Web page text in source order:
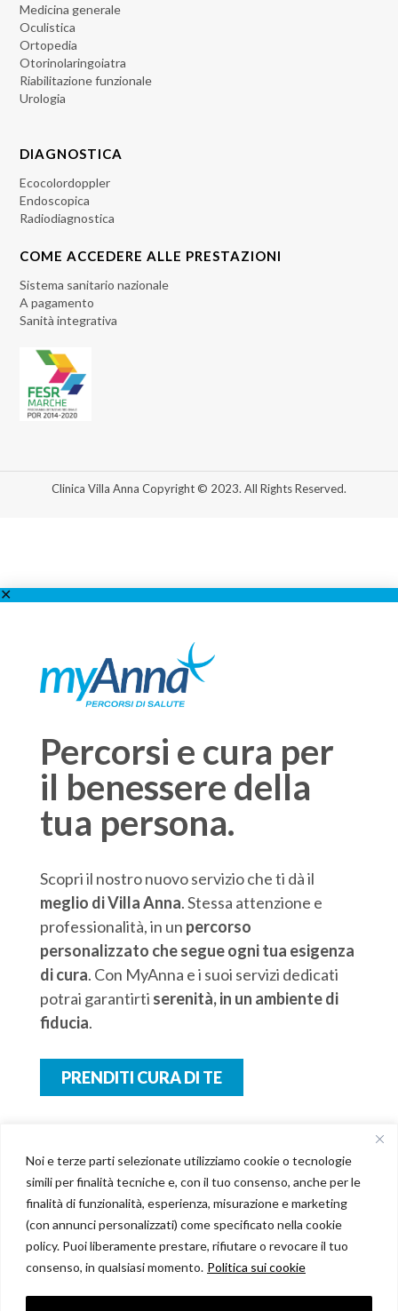
Noi e terze parti selezionate utilizziamo cookie o tecnologie
simili per finalità tecniche e, con il tuo consenso, anche per le
finalità di funzionalità, esperienza, misurazione e marketing
(con annunci personalizzati) come specificato nella cookie
policy. Puoi liberamente prestare, rifiutare o revocare il tuo
consenso, in qualsiasi momento. Politica sui cookie
Medicina generale
Oculistica
Ortopedia
Otorinolaringoiatra
Riabilitazione funzionale
Urologia
DIAGNOSTICA
Ecocolordoppler
Endoscopica
Radiodiagnostica
COME ACCEDERE ALLE PRESTAZIONI
Sistema sanitario nazionale
A pagamento
Sanità integrativa
Clinica Villa Anna Copyright © 2023. All Rights Reserved.
Percorsi e cura per
il benessere della
tua persona.
Scopri il nostro nuovo servizio che ti dà il
meglio di Villa Anna. Stessa attenzione e
professionalità, in un percorso
personalizzato che segue ogni tua esigenza
di cura. Con MyAnna e i suoi servizi dedicati
potrai garantirti serenità, in un ambiente di
fiducia.
PRENDITI CURA DI TE